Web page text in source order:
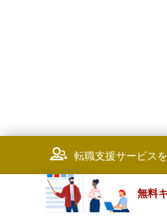
転職支援サービス
無料